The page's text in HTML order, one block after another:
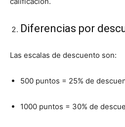
Diferencias por
Las escalas de descuento son:
500 puntos = 25% de
1000 puntos = 30% de